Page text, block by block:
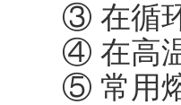
③ 在循环
④ 在高温
⑤ 常用熔